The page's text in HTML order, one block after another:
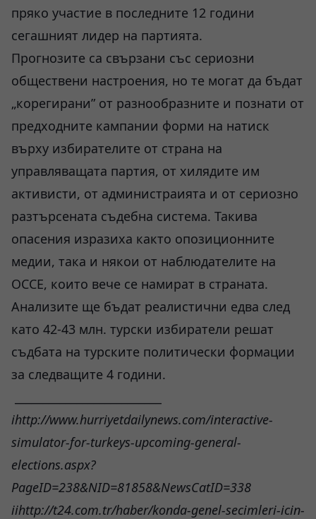
пряко участие в последните 12 години
сегашният лидер на партията.
Прогнозите са свързани със сериозни
обществени настроения, но те могат да бъдат
„корегирани” от разнообразните и познати от
предходните кампании форми на натиск
върху избирателите от страна на
управляващата партия, от хилядите им
активисти, от администраията и от сериозно
разтърсената съдебна система. Такива
опасения изразиха както опозиционните
медии, така и някои от наблюдателите на
ОССЕ, които вече се намират в страната.
Анализите ще бъдат реалистични едва след
като 42-43 млн. турски избиратели решат
съдбата на турските политически формации
за следващите 4 години.
ihttp://www.hurriyetdailynews.com/interactive-
simulator-for-turkeys-upcoming-general-
elections.aspx?
PageID=238&NID=81858&NewsCatID=338
iihttp://t24.com.tr/haber/konda-genel-secimleri-icin-